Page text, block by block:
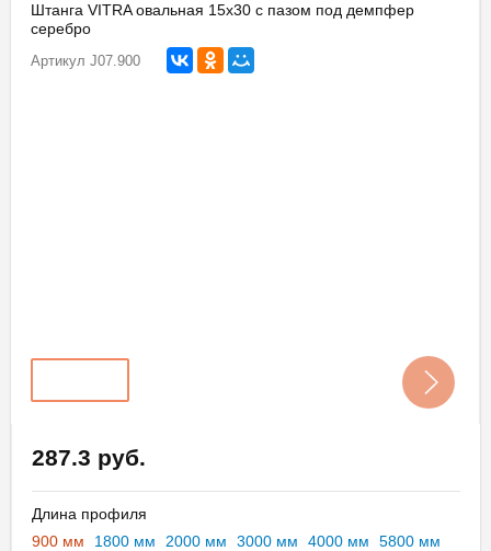
Штанга VITRA овальная 15х30 с пазом под демпфер
серебро
Артикул J07.900
287.3 руб.
Длина профиля
900 мм
1800 мм 2000 мм 3000 мм 4000 мм
5800 мм